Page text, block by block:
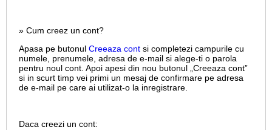
» Cum creez un cont?
Apasa pe butonul Creeaza cont si completezi campurile cu
numele, prenumele, adresa de e-mail si alege-ti o parola
pentru noul cont. Apoi apesi din nou butonul „Creeaza cont”
si in scurt timp vei primi un mesaj de confirmare pe adresa
de e-mail pe care ai utilizat-o la inregistrare.
Daca creezi un cont: